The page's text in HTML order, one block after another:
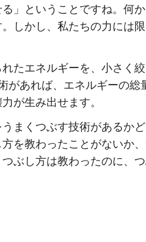
」ということですね。何
しかし、私たちの力には
たエネルギーを、小さく
があれば、エネルギーの総
が生み出せます。
まくつぶす技術があるかど
を教わったことがないか
ぶし方は教わったのに、